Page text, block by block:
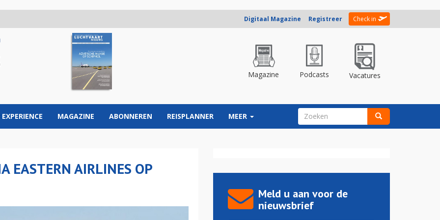
Digitaal Magazine Registreer Check in
Magazine Podcasts Vacatures
EXPERIENCE MAGAZINE ABONNEREN REISPLANNER MEER ZOEKVELD
EASTERN AIRLINES OP
Meld u aan voor de
nieuwsbrief